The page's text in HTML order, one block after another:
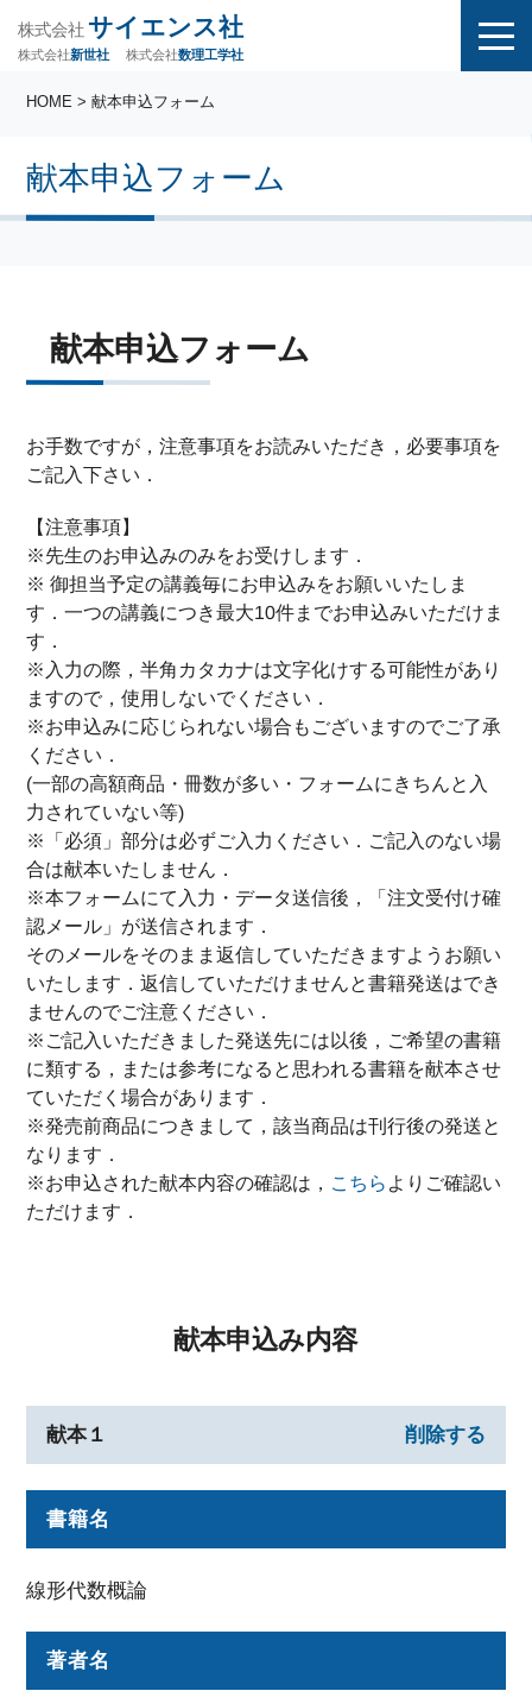
株式会社 サイエンス社
株式会社新世社 株式会社数理工学社
献本申込フォーム
HOME > 献本申込フォーム
献本申込フォーム
お手数ですが，注意事項をお読みいただき，必要事項を
ご記入下さい．
【注意事項】
※先生のお申込みのみをお受けします．
※ 御担当予定の講義毎にお申込みをお願いいたしま
す．一つの講義につき最大10件までお申込みいただけま
す．
※入力の際，半角カタカナは文字化けする可能性があり
ますので，使用しないでください．
※お申込みに応じられない場合もございますのでご了承
ください．
(一部の高額商品・冊数が多い・フォームにきちんと入
力されていない等)
※「必須」部分は必ずご入力ください．ご記入のない場
合は献本いたしません．
※本フォームにて入力・データ送信後，「注文受付け確
認メール」が送信されます．
そのメールをそのまま返信していただきますようお願い
いたします．返信していただけませんと書籍発送はでき
ませんのでご注意ください．
※ご記入いただきました発送先には以後，ご希望の書籍
に類する，または参考になると思われる書籍を献本させ
ていただく場合があります．
※発売前商品につきまして，該当商品は刊行後の発送と
なります．
※お申込された献本内容の確認は， こちら よりご確認い
ただけます．
献本申込み内容
献本１ 削除する
書籍名
線形代数概論
著者名